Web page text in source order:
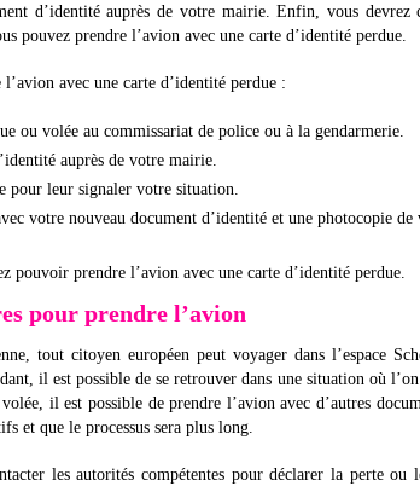
d’identité auprès de votre mairie. Enfin, vous
pouvez prendre l’avion avec une carte d’identité perdue.
avec une carte d’identité perdue :
ou volée au commissariat de police ou à la gendarmerie.
auprès de votre mairie.
pour leur signaler votre situation.
votre nouveau document d’identité et une photocopie
pouvoir prendre l’avion avec une carte d’identité perdue.
pour prendre l’avion
tout citoyen européen peut voyager dans l’espace
il est possible de se retrouver dans une situation où
il est possible de prendre l’avion avec d’autres
et que le processus sera plus long.
les autorités compétentes pour déclarer la perte